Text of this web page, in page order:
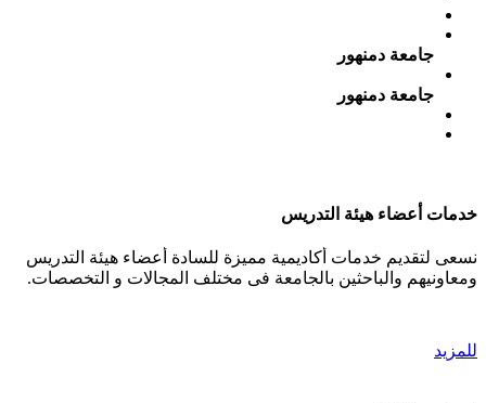
جامعة دمنهور
جامعة دمنهور
خدمات أعضاء هيئة التدريس
نسعى لتقديم خدمات أكاديمية مميزة للسادة أعضاء هيئة التدريس
ومعاونيهم والباحثين بالجامعة فى مختلف المجالات و التخصصات.
للمزيد